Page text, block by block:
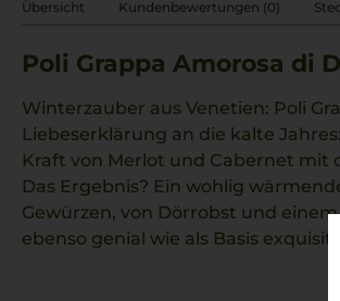
Übersicht Kundenbewertungen (0)
Poli Grappa Amorosa di
Winterzauber aus Venetien: Poli
Liebeserklärung an die kalte
Kraft von Merlot und Cabernet mit
Das Ergebnis? Ein wohlig
Gewürzen, von Dörrobst und
ebenso genial wie als Basis